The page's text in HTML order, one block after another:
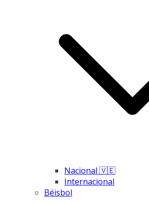
Nacional 🇻🇪
Internacional
Béisbol